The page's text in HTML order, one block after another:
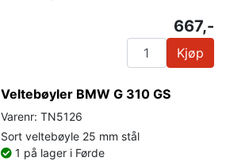
667,-
Kjøp
Veltebøyler BMW G 310 GS
Varenr: TN5126
Sort veltebøyle 25 mm stål
1 på lager i Førde